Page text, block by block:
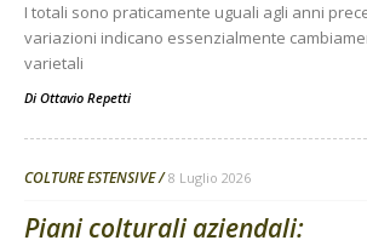
I totali sono praticamente uguali agli anni
variazioni indicano essenzialmente
varietali
Di Ottavio Repetti
COLTURE ESTENSIVE 8 Luglio 2026
Piani colturali aziendali: